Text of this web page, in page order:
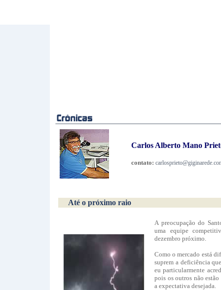
Carlos Alberto Mano
contato:
Até o próximo raio
A preocupação do
uma equipe
dezembro próximo.
Como o mercado está
suprem a deficiência
eu particularmente
pois os outros não
a expectativa desejada.